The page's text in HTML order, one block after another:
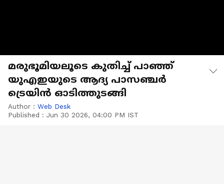
മരുഭൂമിയലൂടെ കുതിച്ച് പാഞ്ഞ്
യുഎഇയുടെ ആദ്യ പാസഞ്ചർ
ട്രെയിൻ ഓടിത്തുടങ്ങി
Author : Web Desk
Published : Jun 30 2026, 04:00 PM IST